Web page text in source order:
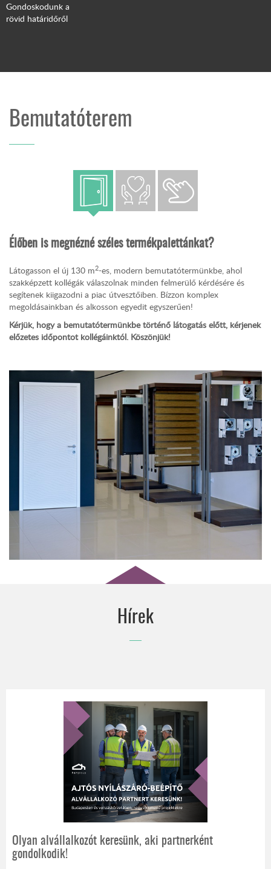
EGYEDI ÁRNYÉKOLÁSTECHNIKAI TERMÉKEK
Gondoskodunk a
rövid határidőről
Bemutatóterem
Élőben is megnézné széles termékpalettánkat?
Látogasson el új 130 m2-es, modern bemutatótermünkbe, ahol
szakképzett kollégák válaszolnak minden felmerülő kérdésére és
segítenek kiigazodni a piac útvesztőiben. Bízzon komplex
megoldásainkban és alkosson egyedit egyszerűen!
Kérjük, hogy a bemutatótermünkbe történő látogatás előtt, kérjenek
előzetes időpontot kollégáinktól. Köszönjük!
Hírek
Olyan alvállalkozót keresünk, aki partnerként
gondolkodik!